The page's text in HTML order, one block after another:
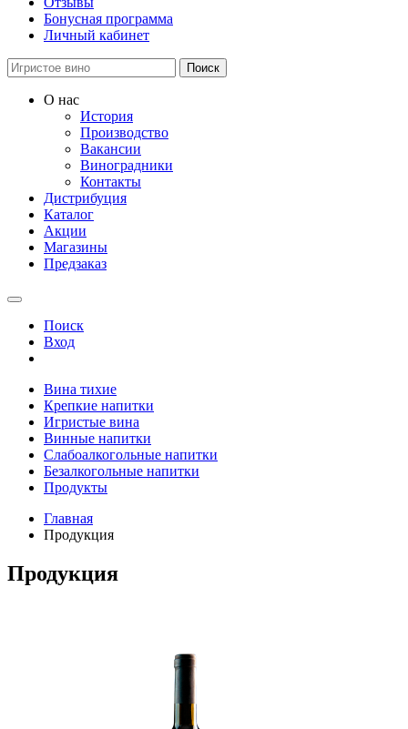
Бонусная программа
Личный кабинет
Поиск
О нас
История
Производство
Вакансии
Виноградники
Контакты
Дистрибуция
Каталог
Акции
Магазины
Предзаказ
Поиск
Вход
Вина тихие
Крепкие напитки
Игристые вина
Винные напитки
Слабоалкогольные напитки
Безалкогольные напитки
Продукты
Главная
Продукция
Продукция